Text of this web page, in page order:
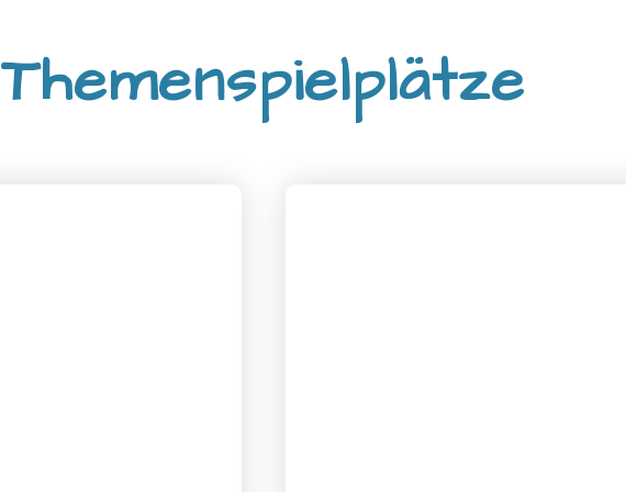
Themenspielplätze